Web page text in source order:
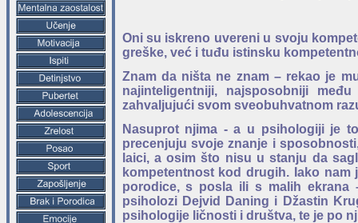
Oni su iskreno uvereni u svoju
greške, već i tuđu istinsku
Znam da ništa ne znam – rekao je
najinteligentniji, najsposobniji
zahvaljujući svom sveobuhvatnom
Nasuprot njima - a u psihologiji je
precenjuju svoje znanje i
laici, a osim što nisu u stanju da
kompetentnost kod drugih. Iako
porodice, s posla ili s malih ekrana
psiholozi Dejvid Daning i Džastin
psihologije ličnosti i društva, te je po